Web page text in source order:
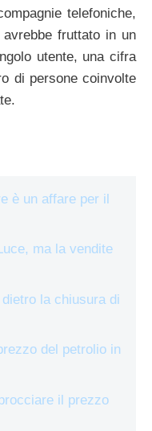
telefoniche,
fruttato in un
utente, una cifra
di persone coinvolte
è un affare per il
ma la vendite
la chiusura di
del petrolio in
il prezzo